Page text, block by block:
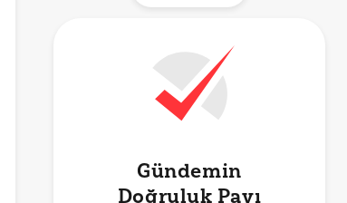
Gündemin
Doğruluk Payı